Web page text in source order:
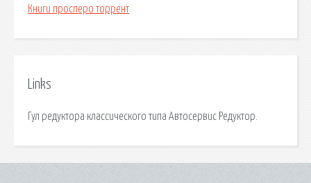
Книги просперо торрент
Links
Гул редуктора классического типа Автосервис Редуктор.